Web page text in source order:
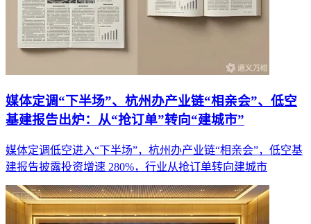
媒体定调“下半场”、杭州办产业链“相亲会”、低空
基建报告出炉：从“抢订单”转向“建城市”
媒体定调低空进入“下半场”，杭州办产业链“相亲会”，低空基
建报告披露投资增速 280%，行业从抢订单转向建城市